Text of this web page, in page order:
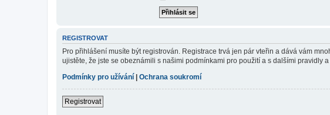
REGISTROVAT
Pro přihlášení musíte být registrován. Registrace trvá jen pár vteřin a dává vám
ujistěte, že jste se obeznámili s našimi podmínkami pro použití a s dalšími pravidly
Podmínky pro užívání
Ochrana soukromí
Registrovat